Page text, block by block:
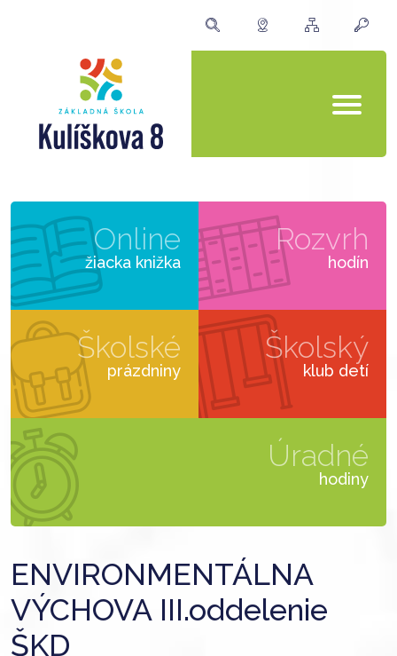
Online
žiacka knižka
Rozvrh
hodín
Školské
prázdniny
Školský
klub detí
Úradné
hodiny
ENVIRONMENTÁLNA
VÝCHOVA III.oddelenie
ŠKD